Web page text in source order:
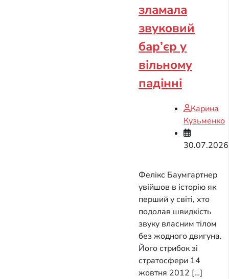
зламала
звуковий
бар’єр у
вільному
падінні
Карина
Кузьменко
30.07.2026
Фелікс Баумгартнер
увійшов в історію як
перший у світі, хто
подолав швидкість
звуку власним тілом
без жодного двигуна.
Його стрибок зі
стратосфери 14
жовтня 2012 […]